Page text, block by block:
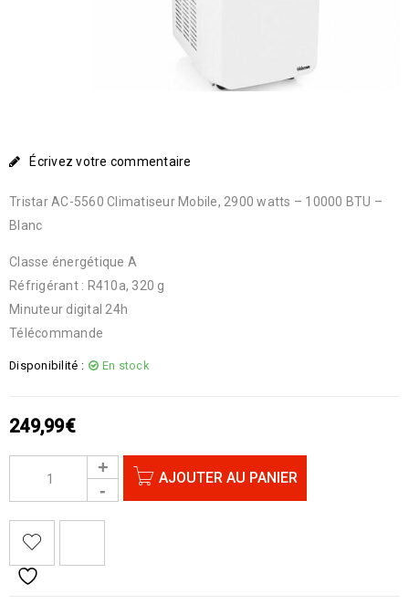
Écrivez votre commentaire
Tristar AC-5560 Climatiseur Mobile, 2900 watts – 10000 BTU –
Blanc
Classe énergétique A
Réfrigérant : R410a, 320 g
Minuteur digital 24h
Télécommande
Disponibilité : En stock
249,99€
AJOUTER AU PANIER